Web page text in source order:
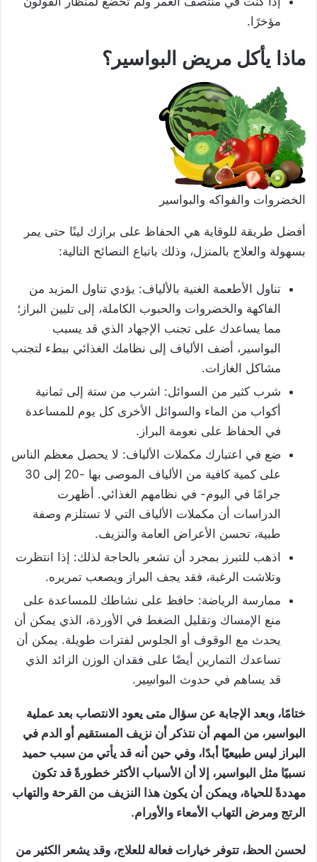
مؤخرًا.
ماذا يأكل مريض البواسير؟
الخضروات والفواكه والبواسير
أفضل طريقة للوقاية هي الحفاظ على برازك لينًا حتى يمر
بسهولة والعلاج بالمنزل، وذلك باتباع النصائح التالية:
تناول الأطعمة الغنية بالألياف: يؤدي تناول المزيد من
الفاكهة والخضروات والحبوب الكاملة، إلى تليين البراز؛
مما يساعدك على تجنب الإجهاد الذي قد يسبب
البواسير، أضف الألياف إلى نظامك الغذائي ببطء لتجنب
مشاكل الغازات.
شرب كثير من السوائل: اشرب من ستة إلى ثمانية
أكواب من الماء والسوائل الأخرى كل يوم للمساعدة
في الحفاظ على نعومة البراز.
ضع في اعتبارك مكملات الألياف: لا يحصل معظم الناس
على كمية كافية من الألياف الموصى بها -20 إلى 30
جرامًا في اليوم- في نظامهم الغذائي. أظهرت
الدراسات أن مكملات الألياف التي لا تستلزم وصفة
طبية، تحسن الأعراض العامة والنزيف.
اذهب للتبرز بمجرد أن تشعر بالحاجة لذلك: إذا انتظرت
وتلاشت الرغبة، فقد يجف البراز ويصعب تمريره.
ممارسة الرياضة: حافظ على نشاطك للمساعدة على
منع الإمساك وتقليل الضغط في الأوردة، الذي يمكن أن
يحدث مع الوقوف أو الجلوس لفترات طويلة. يمكن أن
تساعدك التمارين أيضًا على فقدان الوزن الزائد الذي
قد يساهم في حدوث البواسِير.
ختامًا، وبعد الإجابة عن سؤال متى يعود الانتصاب بعد عملية
البواسير، من المهم أن نتذكر أن نزيف المستقيم أو الدم في
البراز ليس طبيعيًا أبدًا، وفي حين أنه قد يأتي من سبب حميد
نسبيًا مثل البواسير، إلا أن الأسباب الأكثر خطورةً قد تكون
مهددةً للحياة، ويمكن أن يكون هذا النزيف من القرحة والتهاب
الرتج ومرض التهاب الأمعاء والأورام.
لحسن الحظ، تتوفر خيارات فعالة للعلاج، وقد يشعر الكثير من